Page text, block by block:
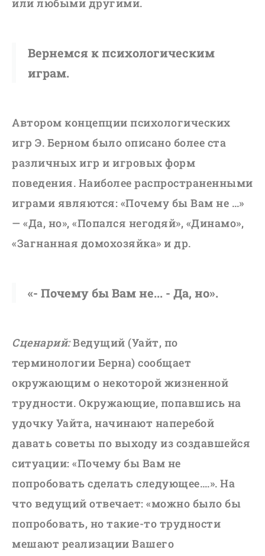
или любыми другими.
Вернемся к психологическим
играм.
Автором концепции психологических
игр Э. Берном было описано более ста
различных игр и игровых форм
поведения. Наиболее распространенными
играми являются: «Почему бы Вам не …»
— «Да, но», «Попался негодяй», «Динамо»,
«Загнанная домохозяйка» и др.
«- Почему бы Вам не... - Да, но».
Сценарий:Ведущий (Уайт, по
терминологии Берна) сообщает
окружающим о некоторой жизненной
трудности. Окружающие, попавшись на
удочку Уайта, начинают наперебой
давать советы по выходу из создавшейся
ситуации: «Почему бы Вам не
попробовать сделать следующее….». На
что ведущий отвечает: «можно было бы
попробовать, но такие-то трудности
мешают реализации Вашего